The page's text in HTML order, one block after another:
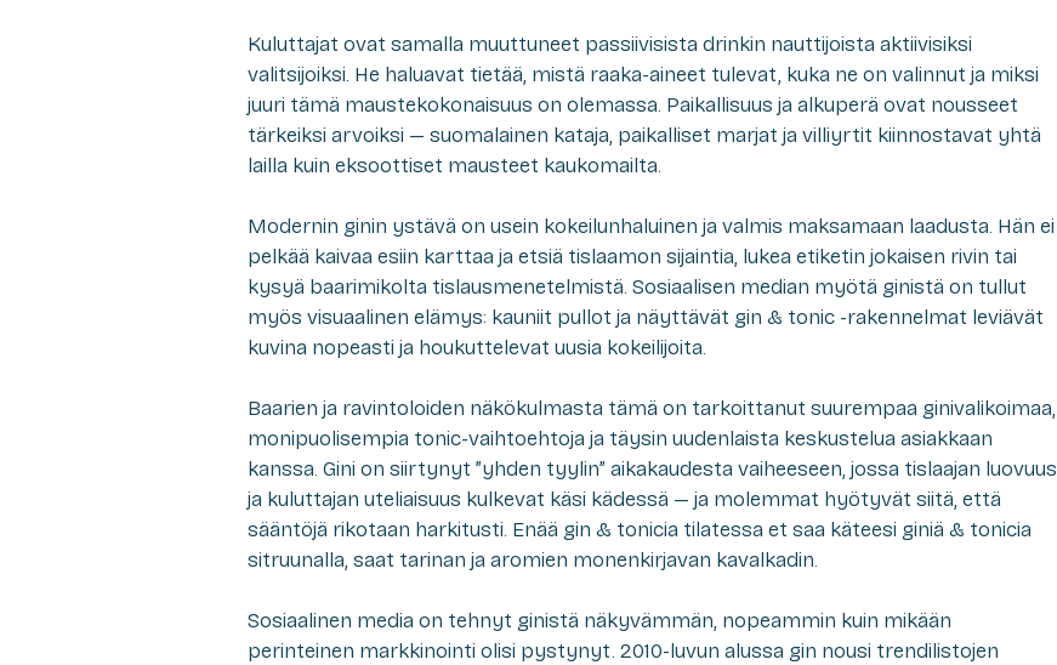
Kuluttajat ovat samalla muuttuneet passiivisista drinkin nauttijoista aktiivisiksi
valitsijoiksi. He haluavat tietää, mistä raaka-aineet tulevat, kuka ne on valinnut ja miksi
juuri tämä maustekokonaisuus on olemassa. Paikallisuus ja alkuperä ovat nousseet
tärkeiksi arvoiksi — suomalainen kataja, paikalliset marjat ja villiyrtit kiinnostavat yhtä
lailla kuin eksoottiset mausteet kaukomailta.
Modernin ginin ystävä on usein kokeilunhaluinen ja valmis maksamaan laadusta. Hän ei
pelkää kaivaa esiin karttaa ja etsiä tislaamon sijaintia, lukea etiketin jokaisen rivin tai
kysyä baarimikolta tislausmenetelmistä. Sosiaalisen median myötä ginistä on tullut
myös visuaalinen elämys: kauniit pullot ja näyttävät gin & tonic -rakennelmat leviävät
kuvina nopeasti ja houkuttelevat uusia kokeilijoita.
Baarien ja ravintoloiden näkökulmasta tämä on tarkoittanut suurempaa ginivalikoimaa,
monipuolisempia tonic-vaihtoehtoja ja täysin uudenlaista keskustelua asiakkaan
kanssa. Gini on siirtynyt ”yhden tyylin” aikakaudesta vaiheeseen, jossa tislaajan luovuus
ja kuluttajan uteliaisuus kulkevat käsi kädessä — ja molemmat hyötyvät siitä, että
sääntöjä rikotaan harkitusti. Enää gin & tonicia tilatessa et saa käteesi giniä & tonicia
sitruunalla, saat tarinan ja aromien monenkirjavan kavalkadin.
Sosiaalinen media on tehnyt ginistä näkyvämmän, nopeammin kuin mikään
perinteinen markkinointi olisi pystynyt. 2010-luvun alussa gin nousi trendilistojen